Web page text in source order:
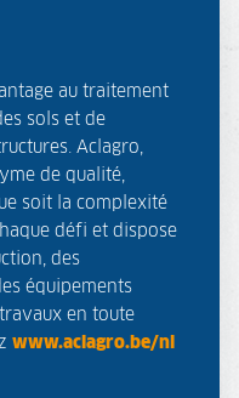
au traitement
sols et de
Aclagro,
de qualité,
soit la complexité
défi et dispose
des
équipements
en toute
www.aclagro.be/nl